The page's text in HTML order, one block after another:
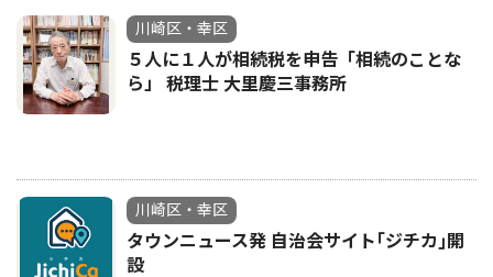
川崎区・幸区
５人に１人が相続税を申告「相続のことな
ら」 税理士 大里慶三事務所
川崎区・幸区
タウンニュース発 自治会サイト｢ジチカ｣開
設